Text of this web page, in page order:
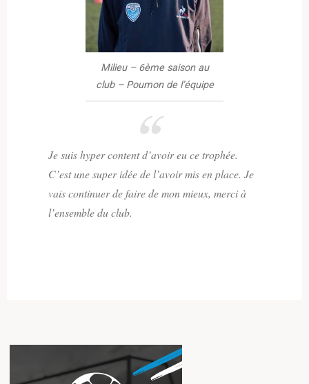
Milieu – 6ème saison au
club – Poumon de l’équipe
Je suis hyper content d’avoir eu ce trophée.
C’est une super idée de l’avoir mis en place. Je
vais continuer de faire de mon mieux, merci à
l’ensemble du club.